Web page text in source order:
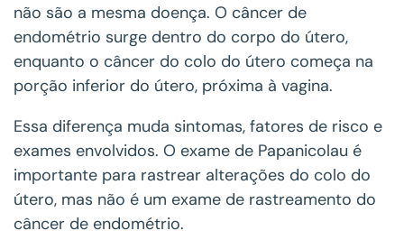
não são a mesma doença. O câncer de
endométrio surge dentro do corpo do útero,
enquanto o câncer do colo do útero começa na
porção inferior do útero, próxima à vagina.
Essa diferença muda sintomas, fatores de risco e
exames envolvidos. O exame de Papanicolau é
importante para rastrear alterações do colo do
útero, mas não é um exame de rastreamento do
câncer de endométrio.